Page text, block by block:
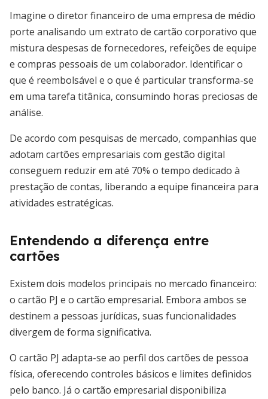
Imagine o diretor financeiro de uma empresa de médio
porte analisando um extrato de cartão corporativo que
mistura despesas de fornecedores, refeições de equipe
e compras pessoais de um colaborador. Identificar o
que é reembolsável e o que é particular transforma-se
em uma tarefa titânica, consumindo horas preciosas de
análise.
De acordo com pesquisas de mercado, companhias que
adotam cartões empresariais com gestão digital
conseguem reduzir em até 70% o tempo dedicado à
prestação de contas, liberando a equipe financeira para
atividades estratégicas.
Entendendo a diferença entre
cartões
Existem dois modelos principais no mercado financeiro:
o cartão PJ e o cartão empresarial. Embora ambos se
destinem a pessoas jurídicas, suas funcionalidades
divergem de forma significativa.
O cartão PJ adapta-se ao perfil dos cartões de pessoa
física, oferecendo controles básicos e limites definidos
pelo banco. Já o cartão empresarial disponibiliza